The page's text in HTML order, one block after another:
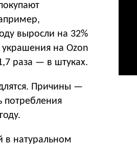
выросли на 32%
на Ozon
раза — в штуках.
Причины —
потребления
в натуральном